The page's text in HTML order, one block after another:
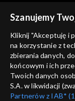
Trzeci punkt
31.01.2021
Szanujemy
Kliknij "Akceptuję i
na korzystanie z
zbierania danych,
końcowym i ich
Twoich danych
S.A. w likwidacji
Partnerów z IAB*